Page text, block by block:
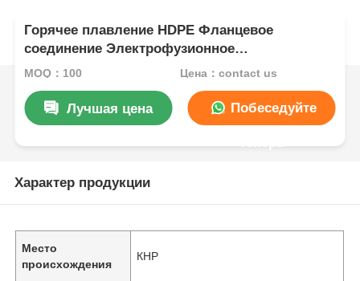
Горячее плавление HDPE Фланцевое
соединение Электрофузионное
уменьшающее рукав SDR17.6 SDR17 SDR11
MOQ：100 Цена：contact us
Лучшая цена Побеседуйте
Характер продукции
Место
происхождения
КНР